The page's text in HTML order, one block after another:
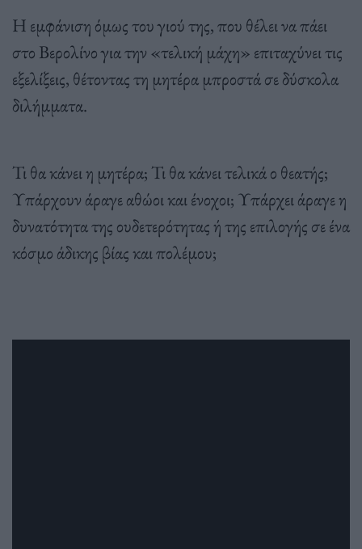
Η εμφάνιση όμως του γιού της, που θέλει να πάει
στο Βερολίνο για την «τελική μάχη» επιταχύνει τις
εξελίξεις, θέτοντας τη μητέρα μπροστά σε δύσκολα
διλήμματα.
Τι θα κάνει η μητέρα; Τι θα κάνει τελικά ο θεατής;
Υπάρχουν άραγε αθώοι και ένοχοι; Υπάρχει άραγε η
δυνατότητα της ουδετερότητας ή της επιλογής σε ένα
κόσμο άδικης βίας και πολέμου;